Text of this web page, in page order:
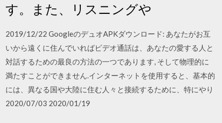
す。また、リスニングや
2019/12/22 GoogleのデュオAPKダウンロード: あなたがお互
いから遠くに住んでいればビデオ通話は、あなたの愛する人と
対話するための最良の方法の一つであります, そして物理的に
満たすことができません.インターネットを使用すると、基本的
には、異なる国や大陸に住む人々と接続するために、特にやり
2020/07/03 2020/01/19